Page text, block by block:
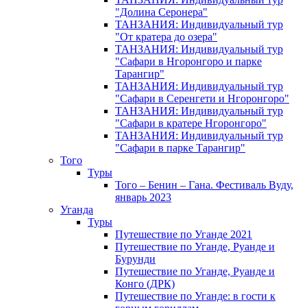
"Долина Серонера"
ТАНЗАНИЯ: Индивидуальный тур
"От кратера до озера"
ТАНЗАНИЯ: Индивидуальный тур
"Сафари в Нгоронгоро и парке
Тарангир"
ТАНЗАНИЯ: Индивидуальный тур
"Сафари в Серенгети и Нгоронгоро"
ТАНЗАНИЯ: Индивидуальный тур
"Сафари в кратере Нгоронгоро"
ТАНЗАНИЯ: Индивидуальный тур
"Сафари в парке Тарангир"
Того
Туры
Того – Бенин – Гана. Фестиваль Вуду,
январь 2023
Уганда
Туры
Путешествие по Уганде 2021
Путешествие по Уганде, Руанде и
Бурунди
Путешествие по Уганде, Руанде и
Конго (ДРК)
Путешествие по Уганде: в гости к